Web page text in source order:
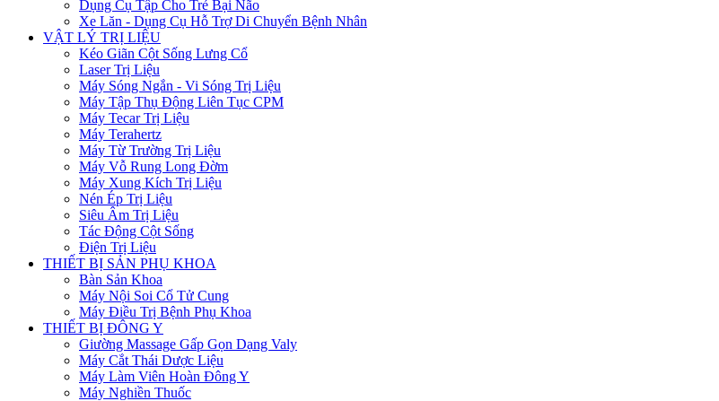
Dụng Cụ Tập Cho Trẻ Bại Não
Xe Lăn - Dụng Cụ Hỗ Trợ Di Chuyển Bệnh Nhân
VẬT LÝ TRỊ LIỆU
Kéo Giãn Cột Sống Lưng Cổ
Laser Trị Liệu
Máy Sóng Ngắn - Vi Sóng Trị Liệu
Máy Tập Thụ Động Liên Tục CPM
Máy Tecar Trị Liệu
Máy Terahertz
Máy Từ Trường Trị Liệu
Máy Vỗ Rung Long Đờm
Máy Xung Kích Trị Liệu
Nén Ép Trị Liệu
Siêu Âm Trị Liệu
Tác Động Cột Sống
Điện Trị Liệu
THIẾT BỊ SẢN PHỤ KHOA
Bàn Sản Khoa
Máy Nội Soi Cổ Tử Cung
Máy Điều Trị Bệnh Phụ Khoa
THIẾT BỊ ĐÔNG Y
Giường Massage Gấp Gọn Dạng Valy
Máy Cắt Thái Dược Liệu
Máy Làm Viên Hoàn Đông Y
Máy Nghiền Thuốc